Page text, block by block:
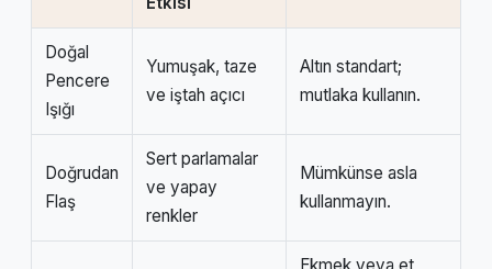
Doğal
Pencere
Işığı
Yumuşak, taze
ve iştah açıcı
Altın standart;
mutlaka kullanın.
Doğrudan
Flaş
Sert parlamalar
ve yapay
renkler
Mümkünse asla
kullanmayın.